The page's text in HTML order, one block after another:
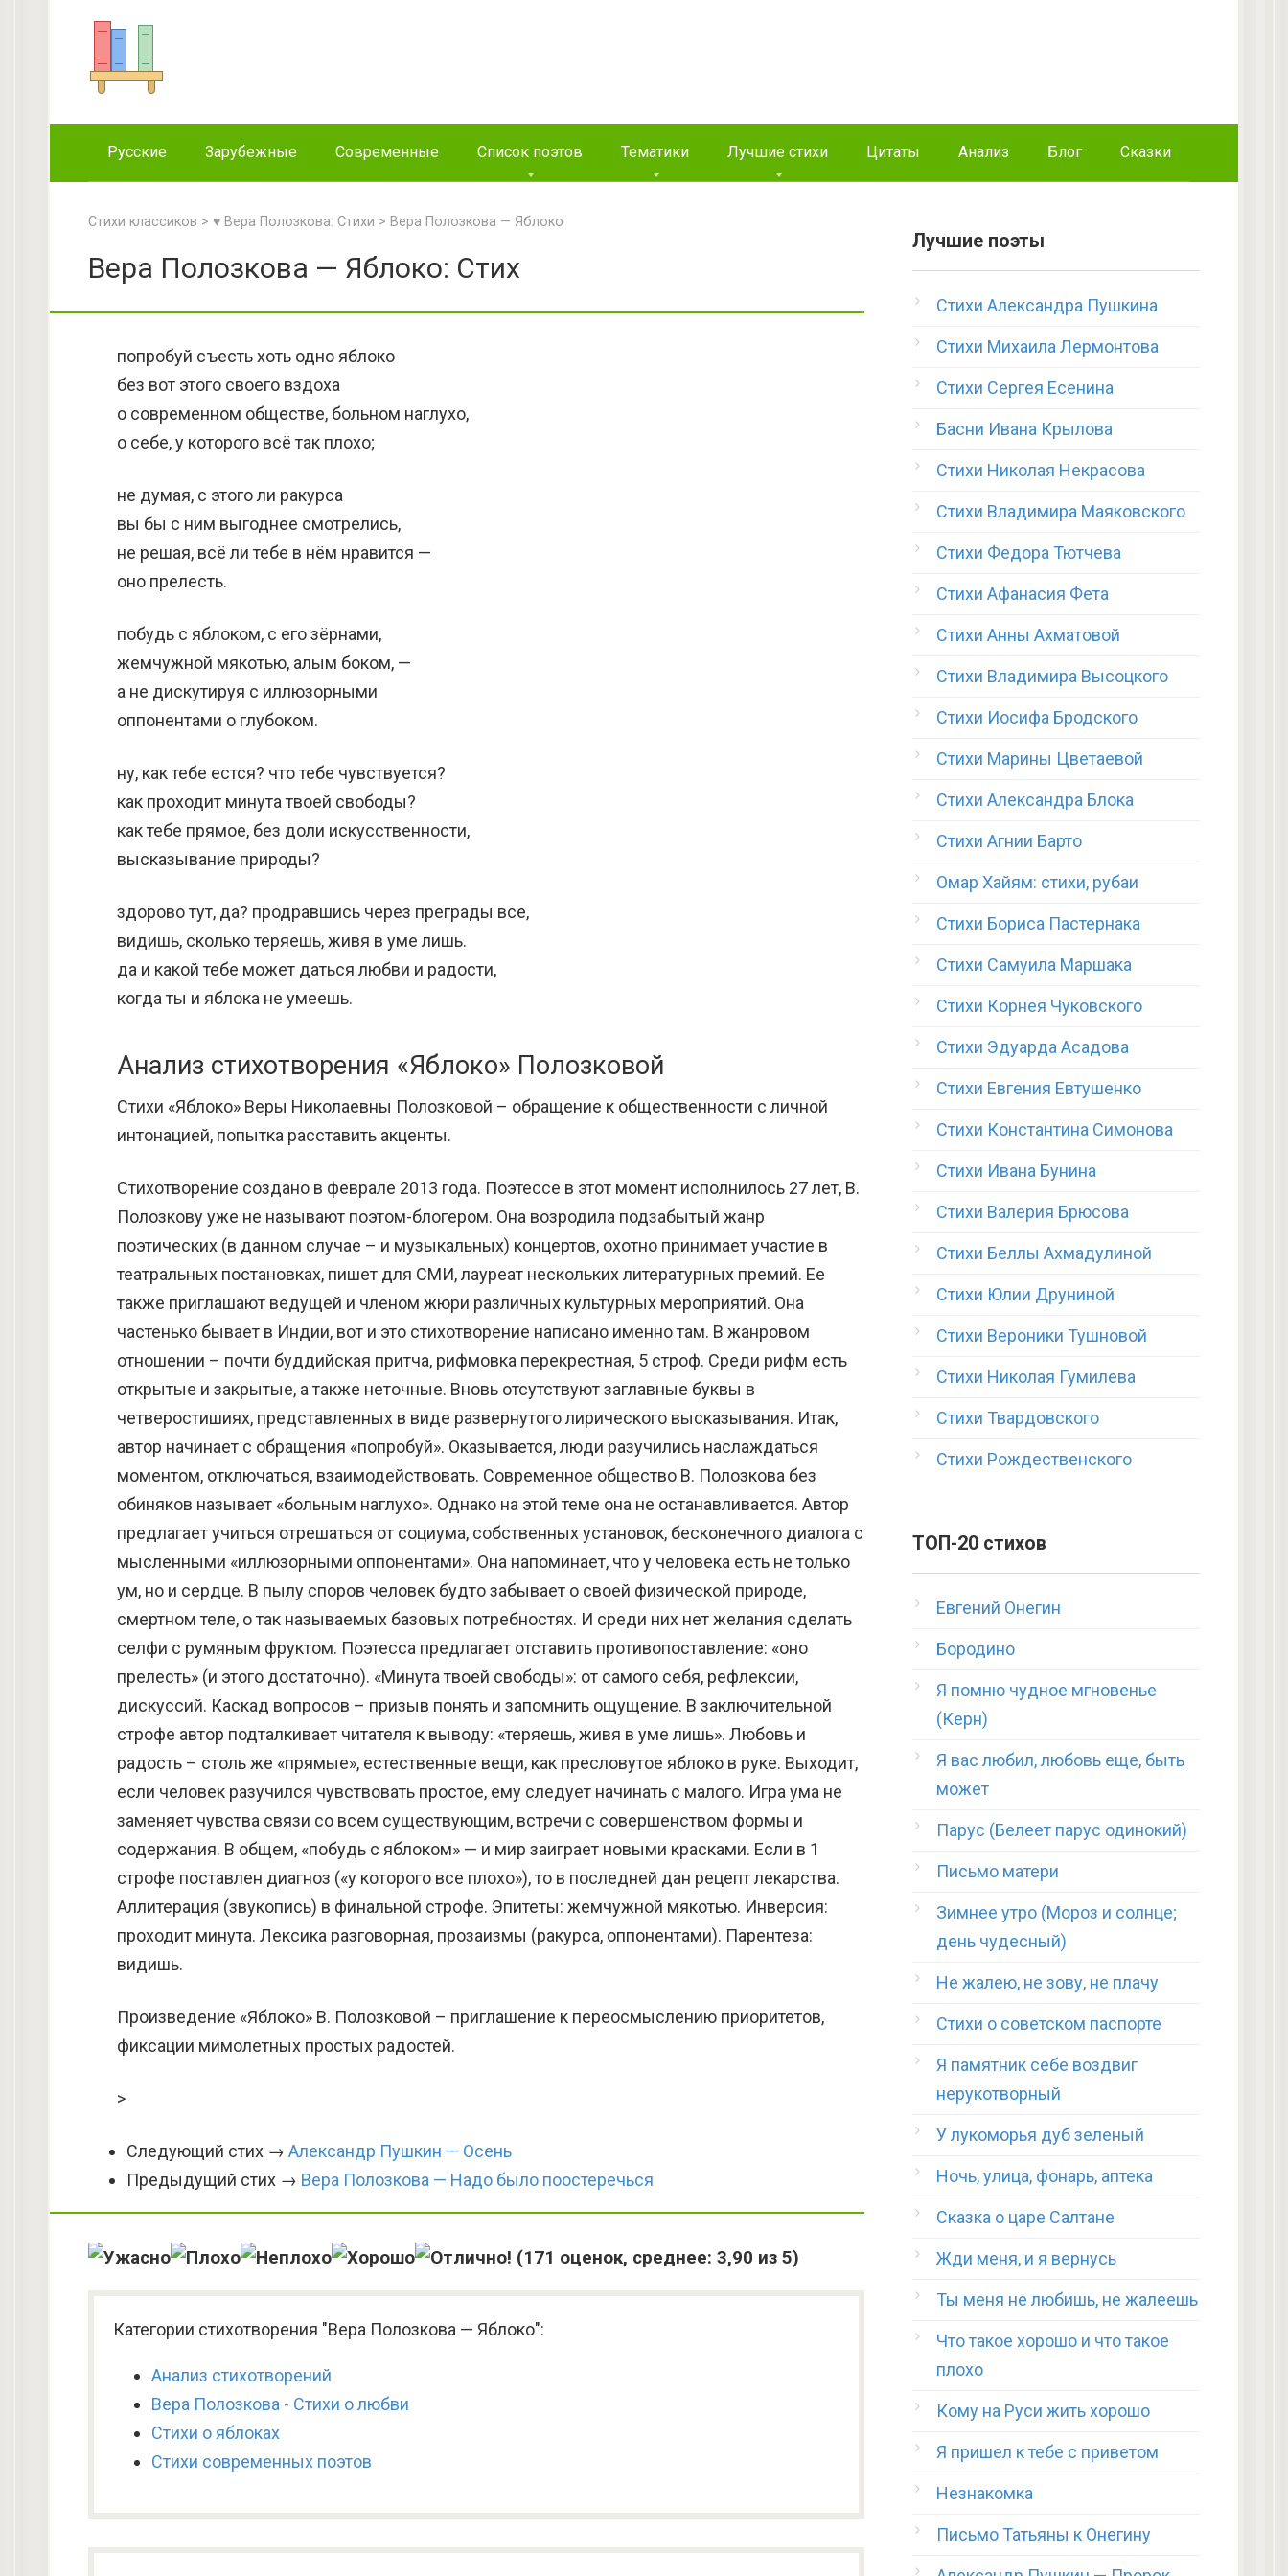
Русские Зарубежные Современные Список поэтов Тематики Лучшие стихи Цитаты Анализ Блог Сказки
Стихи классиков > ♥ Вера Полозкова: Стихи > Вера Полозкова — Яблоко
Вера Полозкова — Яблоко: Стих
попробуй съесть хоть одно яблоко
без вот этого своего вздоха
о современном обществе, больном наглухо,
о себе, у которого всё так плохо;
не думая, с этого ли ракурса
вы бы с ним выгоднее смотрелись,
не решая, всё ли тебе в нём нравится —
оно прелесть.
побудь с яблоком, с его зёрнами,
жемчужной мякотью, алым боком, —
а не дискутируя с иллюзорными
оппонентами о глубоком.
ну, как тебе естся? что тебе чувствуется?
как проходит минута твоей свободы?
как тебе прямое, без доли искусственности,
высказывание природы?
здорово тут, да? продравшись через преграды все,
видишь, сколько теряешь, живя в уме лишь.
да и какой тебе может даться любви и радости,
когда ты и яблока не умеешь.
Анализ стихотворения «Яблоко» Полозковой
Стихи «Яблоко» Веры Николаевны Полозковой – обращение к общественности с личной
интонацией, попытка расставить акценты.
Стихотворение создано в феврале 2013 года. Поэтессе в этот момент исполнилось 27 лет, В.
Полозкову уже не называют поэтом-блогером. Она возродила подзабытый жанр
поэтических (в данном случае – и музыкальных) концертов, охотно принимает участие в
театральных постановках, пишет для СМИ, лауреат нескольких литературных премий. Ее
также приглашают ведущей и членом жюри различных культурных мероприятий. Она
частенько бывает в Индии, вот и это стихотворение написано именно там. В жанровом
отношении – почти буддийская притча, рифмовка перекрестная, 5 строф. Среди рифм есть
открытые и закрытые, а также неточные. Вновь отсутствуют заглавные буквы в
четверостишиях, представленных в виде развернутого лирического высказывания. Итак,
автор начинает с обращения «попробуй». Оказывается, люди разучились наслаждаться
моментом, отключаться, взаимодействовать. Современное общество В. Полозкова без
обиняков называет «больным наглухо». Однако на этой теме она не останавливается. Автор
предлагает учиться отрешаться от социума, собственных установок, бесконечного диалога с
мысленными «иллюзорными оппонентами». Она напоминает, что у человека есть не только
ум, но и сердце. В пылу споров человек будто забывает о своей физической природе,
смертном теле, о так называемых базовых потребностях. И среди них нет желания сделать
селфи с румяным фруктом. Поэтесса предлагает отставить противопоставление: «оно
прелесть» (и этого достаточно). «Минута твоей свободы»: от самого себя, рефлексии,
дискуссий. Каскад вопросов – призыв понять и запомнить ощущение. В заключительной
строфе автор подталкивает читателя к выводу: «теряешь, живя в уме лишь». Любовь и
радость – столь же «прямые», естественные вещи, как пресловутое яблоко в руке. Выходит,
если человек разучился чувствовать простое, ему следует начинать с малого. Игра ума не
заменяет чувства связи со всем существующим, встречи с совершенством формы и
содержания. В общем, «побудь с яблоком» — и мир заиграет новыми красками. Если в 1
строфе поставлен диагноз («у которого все плохо»), то в последней дан рецепт лекарства.
Аллитерация (звукопись) в финальной строфе. Эпитеты: жемчужной мякотью. Инверсия:
проходит минута. Лексика разговорная, прозаизмы (ракурса, оппонентами). Парентеза:
видишь.
Произведение «Яблоко» В. Полозковой – приглашение к переосмыслению приоритетов,
фиксации мимолетных простых радостей.
>
Следующий стих → Александр Пушкин — Осень
Предыдущий стих → Вера Полозкова — Надо было поостеречься
(171 оценок, среднее: 3,90 из 5)
Категории стихотворения "Вера Полозкова — Яблоко":
Анализ стихотворений
Вера Полозкова - Стихи о любви
Стихи о яблоках
Стихи современных поэтов
Лучшие поэты
Стихи Александра Пушкина
Стихи Михаила Лермонтова
Стихи Сергея Есенина
Басни Ивана Крылова
Стихи Николая Некрасова
Стихи Владимира Маяковского
Стихи Федора Тютчева
Стихи Афанасия Фета
Стихи Анны Ахматовой
Стихи Владимира Высоцкого
Стихи Иосифа Бродского
Стихи Марины Цветаевой
Стихи Александра Блока
Стихи Агнии Барто
Омар Хайям: стихи, рубаи
Стихи Бориса Пастернака
Стихи Самуила Маршака
Стихи Корнея Чуковского
Стихи Эдуарда Асадова
Стихи Евгения Евтушенко
Стихи Константина Симонова
Стихи Ивана Бунина
Стихи Валерия Брюсова
Стихи Беллы Ахмадулиной
Стихи Юлии Друниной
Стихи Вероники Тушновой
Стихи Николая Гумилева
Стихи Твардовского
Стихи Рождественского
ТОП-20 стихов
Евгений Онегин
Бородино
Я помню чудное мгновенье
(Керн)
Я вас любил, любовь еще, быть
может
Парус (Белеет парус одинокий)
Письмо матери
Зимнее утро (Мороз и солнце;
день чудесный)
Не жалею, не зову, не плачу
Стихи о советском паспорте
Я памятник себе воздвиг
нерукотворный
У лукоморья дуб зеленый
Ночь, улица, фонарь, аптека
Сказка о царе Салтане
Жди меня, и я вернусь
Ты меня не любишь, не жалеешь
Что такое хорошо и что такое
плохо
Кому на Руси жить хорошо
Я пришел к тебе с приветом
Незнакомка
Письмо Татьяны к Онегину